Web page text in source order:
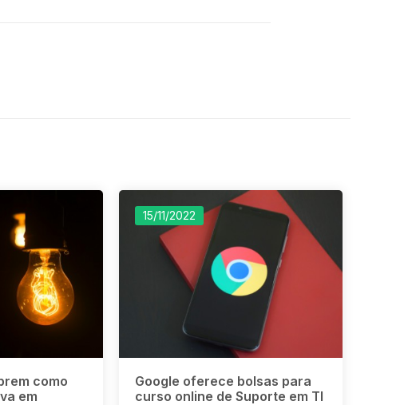
como
em
15/11/2022
Google oferece bolsas para
curso online de Suporte em TI